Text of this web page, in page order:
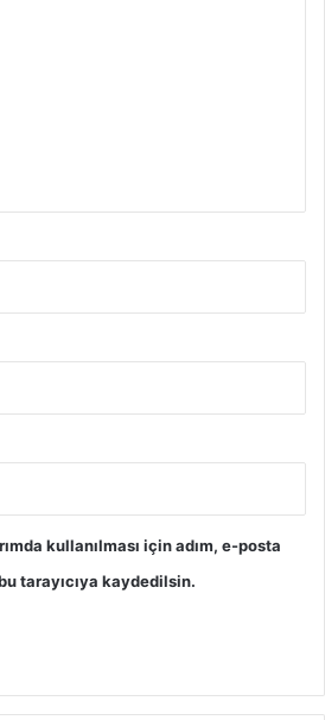
kullanılması için adım, e-posta
tarayıcıya kaydedilsin.